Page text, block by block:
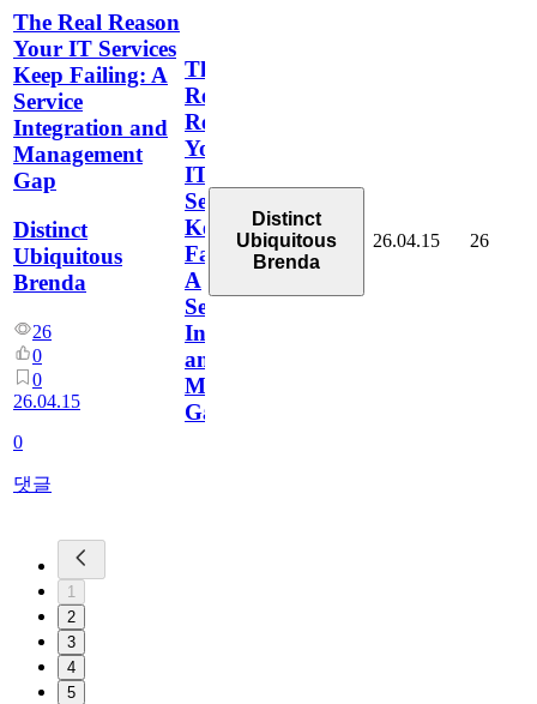
The Real Reason
Your IT Services
Keep Failing: A
Service
Integration and
Management
Gap
Distinct
Ubiquitous
Brenda
26
0
0
26.04.15
0
댓글
The
Real
Reason
Your
IT
Services
Keep
Failing:
A
Service
Integration
and
Management
Gap
Distinct
Ubiquitous
Brenda
26.04.15 26
1
2
3
4
5